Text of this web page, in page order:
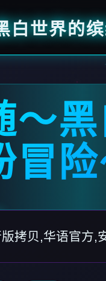
白世界的
～
冒
拷贝,华语官方,